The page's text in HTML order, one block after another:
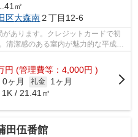
㎡
区大森南２丁目12-6
あります。クレジットカードで初
清潔感のある室内が魅力的な平成29
...
円 (管理費等：4,000円 )
0ヶ月 礼金
1ヶ月
1K / 21.41㎡
田伍番館